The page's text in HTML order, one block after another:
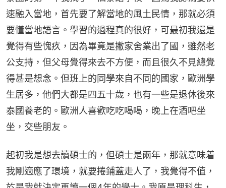
速融入當地，首先要了解當地的風土民情，那就必須
要懂當地語言。學習的過程真的很好，可最初我還是
覺得有些愧疚，因為畢竟是撇家舍業出了國，雖然老
公支持，但父母覺得來去不方便，而且很久不見總覺
得甚是想念。但班上的同學來自不同的國家，歐洲學
生居多，他們大都是四五十歲，也有一些是退休後來
泰國養老的。歐洲人喜歡吃吃喝喝，晚上在酒吧坐
坐，交些朋友。
起初我是想去讀碩士的，但碩士是兩年，那就意味着
我剛適應了環境，就要捲鋪蓋走人了，我覺得不值，